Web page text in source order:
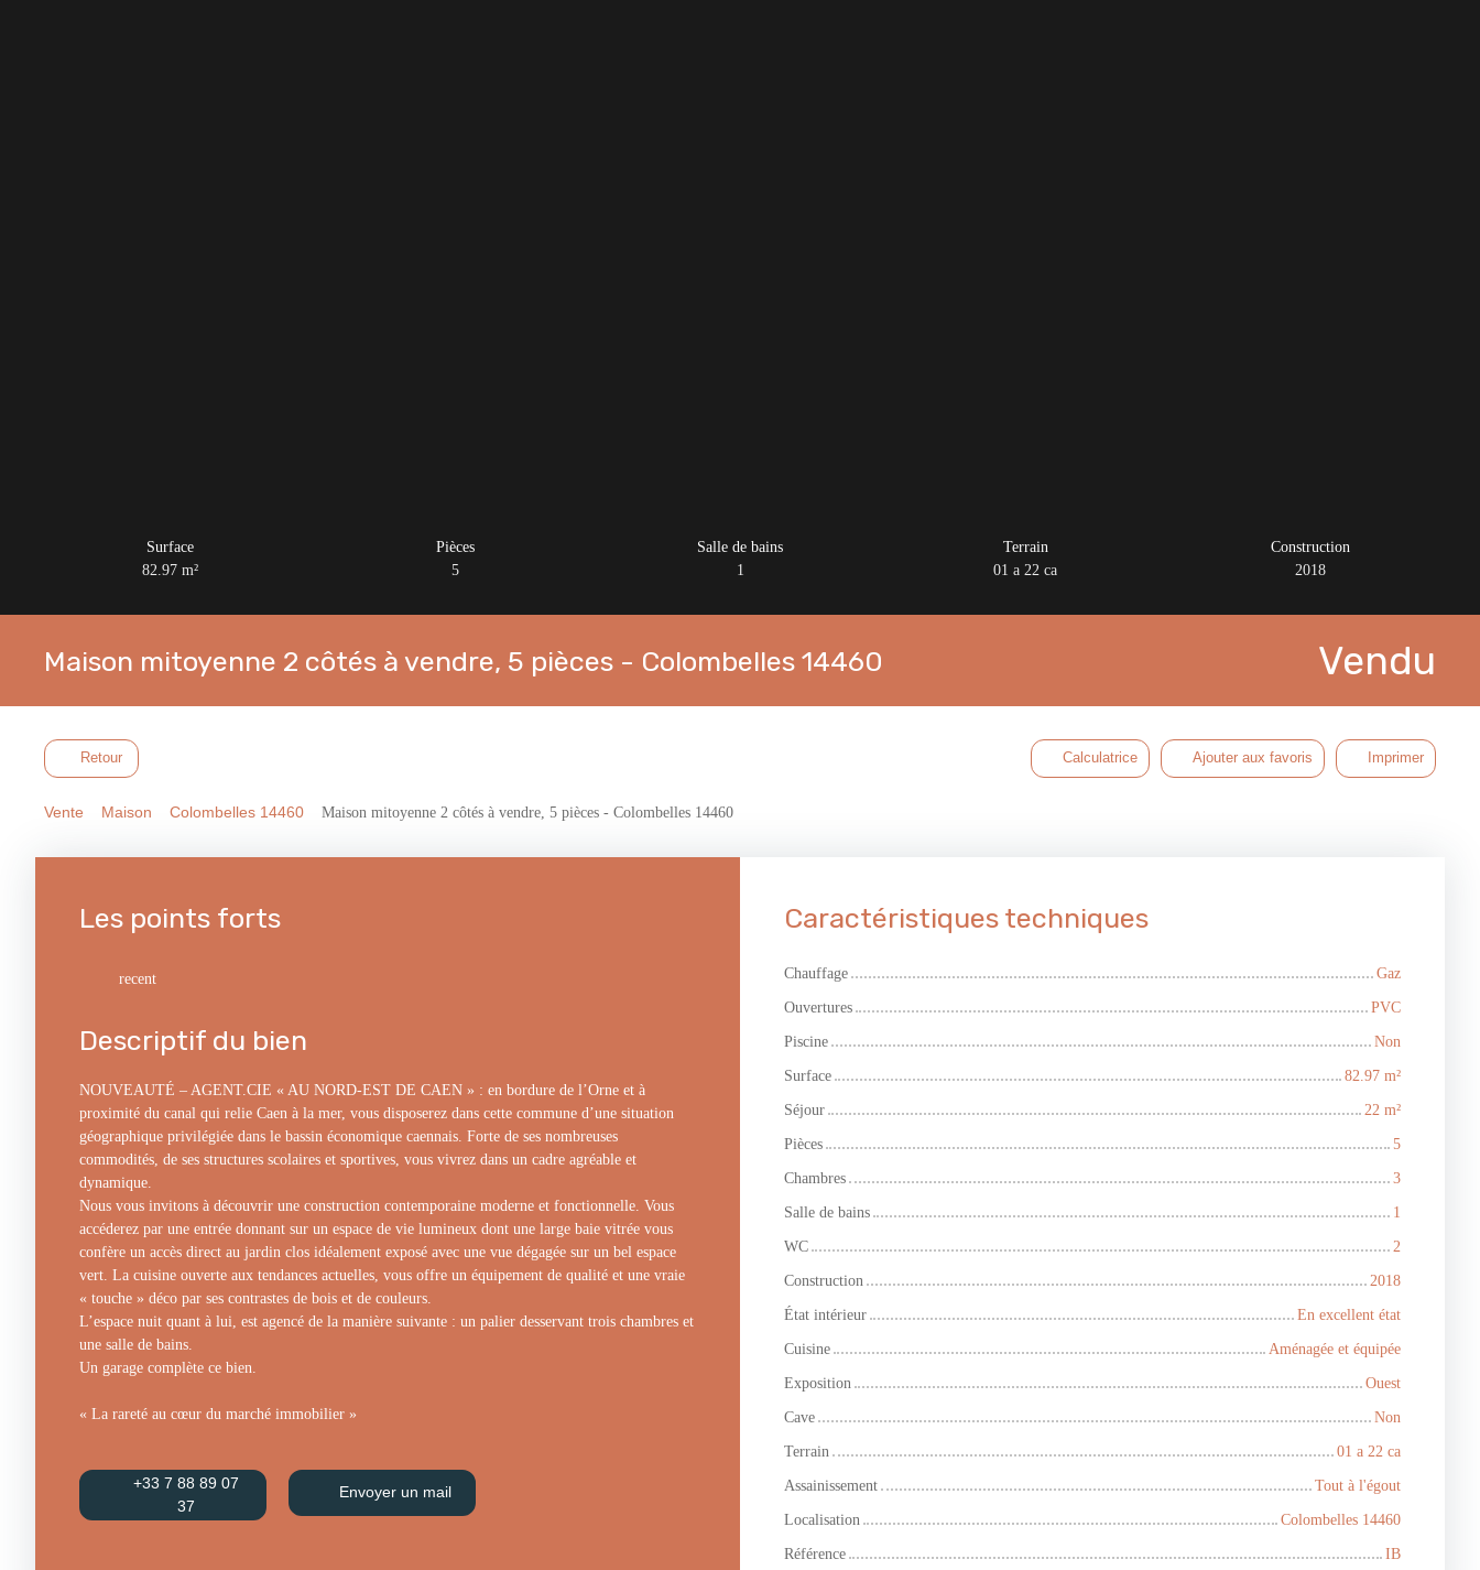
Surface
82.97 m²
Pièces
5
Salle de bains
1
Terrain
01 a 22 ca
Construction
2018
Maison mitoyenne 2 côtés à vendre, 5 pièces - Colombelles 14460 Vendu
Retour Calculatrice Ajouter aux favoris Imprimer
Vente Maison Colombelles 14460 Maison mitoyenne 2 côtés à vendre, 5 pièces - Colombelles 14460
Les points forts
recent
Descriptif du bien
NOUVEAUTÉ – AGENT.CIE « AU NORD-EST DE CAEN » : en bordure de l’Orne et à
proximité du canal qui relie Caen à la mer, vous disposerez dans cette commune d’une situation
géographique privilégiée dans le bassin économique caennais. Forte de ses nombreuses
commodités, de ses structures scolaires et sportives, vous vivrez dans un cadre agréable et
dynamique.
Nous vous invitons à découvrir une construction contemporaine moderne et fonctionnelle. Vous
accéderez par une entrée donnant sur un espace de vie lumineux dont une large baie vitrée vous
confère un accès direct au jardin clos idéalement exposé avec une vue dégagée sur un bel espace
vert. La cuisine ouverte aux tendances actuelles, vous offre un équipement de qualité et une vraie
« touche » déco par ses contrastes de bois et de couleurs.
L’espace nuit quant à lui, est agencé de la manière suivante : un palier desservant trois chambres et
une salle de bains.
Un garage complète ce bien.
« La rareté au cœur du marché immobilier »
+33 7 88 89 07
37
Envoyer un mail
Caractéristiques techniques
Chauffage
Gaz
Ouvertures
PVC
Piscine
Non
Surface
82.97 m²
Séjour
22 m²
Pièces
5
Chambres
3
Salle de bains
1
WC
2
Construction
2018
État intérieur
En excellent état
Cuisine
Aménagée et équipée
Exposition
Ouest
Cave
Non
Terrain
01 a 22 ca
Assainissement
Tout à l'égout
Localisation
Colombelles 14460
Référence
IB